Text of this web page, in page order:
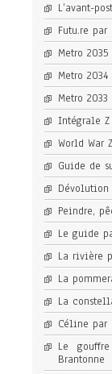
L’avant-
Futu.re
Metro
Metro
Metro
Intégrale Z
World War
Guide de
Dévolution
Peindre,
Le guide
La rivière
La
La
Céline par
Le
Brantonne